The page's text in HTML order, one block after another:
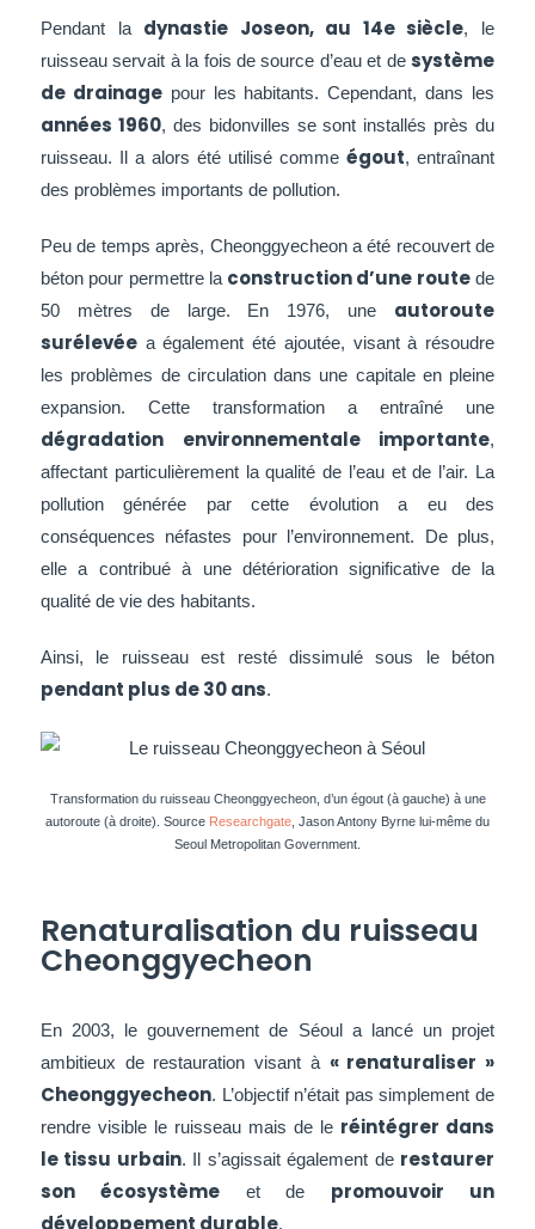
Pendant la dynastie Joseon, au 14e siècle, le
ruisseau servait à la fois de source d’eau et de système
de drainagepour les habitants. Cependant, dans les
années 1960, des bidonvilles se sont installés près du
ruisseau. Il a alors été utilisé comme égout, entraînant
des problèmes importants de pollution.
Peu de temps après, Cheonggyecheon a été recouvert de
béton pour permettre la construction d’une routede
50 mètres de large. En 1976, une autoroute
surélevée a également été ajoutée, visant à résoudre
les problèmes de circulation dans une capitale en pleine
expansion. Cette transformation a entraîné une
dégradation environnementale importante,
affectant particulièrement la qualité de l’eau et de l’air. La
pollution générée par cette évolution a eu des
conséquences néfastes pour l’environnement. De plus,
elle a contribué à une détérioration significative de la
qualité de vie des habitants.
Ainsi, le ruisseau est resté dissimulé sous le béton
pendant plus de 30 ans.
Transformation du ruisseau Cheonggyecheon, d’un égout (à gauche) à une
autoroute (à droite). Source Researchgate , Jason Antony Byrne lui-même du
Seoul Metropolitan Government.
Renaturalisation du ruisseau
Cheonggyecheon
En 2003, le gouvernement de Séoul a lancé un projet
ambitieux de restauration visant à « renaturaliser »
Cheonggyecheon. L’objectif n’était pas simplement de
rendre visible le ruisseau mais de le réintégrer dans
le tissu urbain. Il s’agissait également de restaurer
son écosystèmeet de promouvoir un
développement durable.